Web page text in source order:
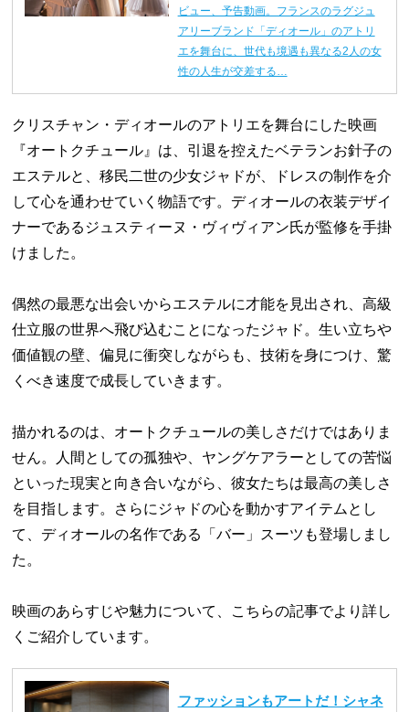
ビュー、予告動画。フランスのラグジュ
アリーブランド「ディオール」のアトリ
エを舞台に、世代も境遇も異なる2人の女
性の人生が交差する…
クリスチャン・ディオールのアトリエを舞台にした映画
『オートクチュール』は、引退を控えたベテランお針子の
エステルと、移民二世の少女ジャドが、ドレスの制作を介
して心を通わせていく物語です。ディオールの衣装デザイ
ナーであるジュスティーヌ・ヴィヴィアン氏が監修を手掛
けました。
偶然の最悪な出会いからエステルに才能を見出され、高級
仕立服の世界へ飛び込むことになったジャド。生い立ちや
価値観の壁、偏見に衝突しながらも、技術を身につけ、驚
くべき速度で成長していきます。
描かれるのは、オートクチュールの美しさだけではありま
せん。人間としての孤独や、ヤングケアラーとしての苦悩
といった現実と向き合いながら、彼女たちは最高の美しさ
を目指します。さらにジャドの心を動かすアイテムとし
て、ディオールの名作である「バー」スーツも登場しまし
た。
映画のあらすじや魅力について、こちらの記事でより詳し
くご紹介しています。
ファッションもアートだ！シャネ